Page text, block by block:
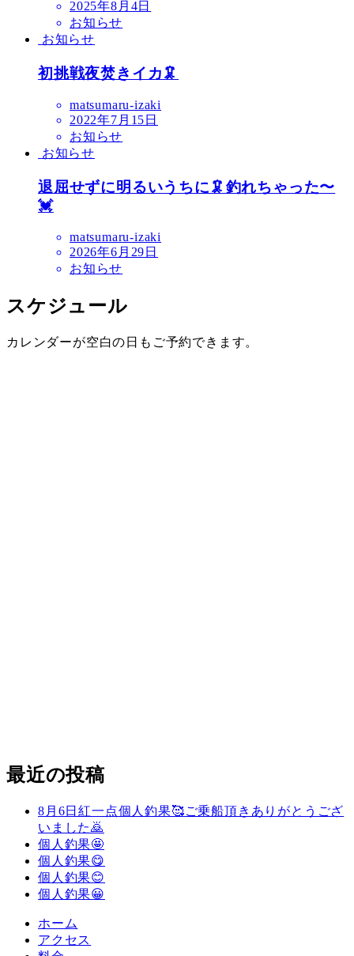
2025年8月4日
お知らせ
お知らせ
初挑戦夜焚きイカ🦑
matsumaru-izaki
2022年7月15日
お知らせ
お知らせ
退屈せずに明るいうちに🦑釣れちゃった〜
💓
matsumaru-izaki
2026年6月29日
お知らせ
スケジュール
カレンダーが空白の日もご予約できます。
最近の投稿
8月6日紅一点個人釣果🥰ご乗船頂きありがとうござ
いました🙇
個人釣果🤩
個人釣果😋
個人釣果😊
個人釣果😀
ホーム
アクセス